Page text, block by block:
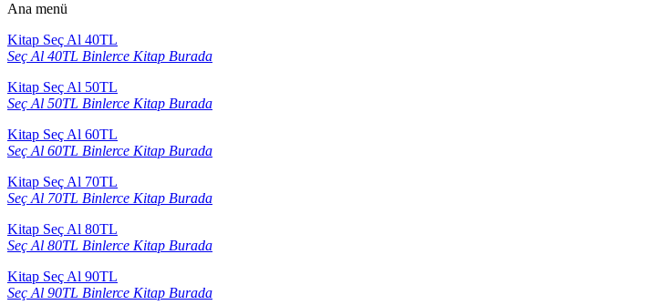
Ana menü
Kitap Seç Al 40TL
Seç Al 40TL Binlerce Kitap Burada
Kitap Seç Al 50TL
Seç Al 50TL Binlerce Kitap Burada
Kitap Seç Al 60TL
Seç Al 60TL Binlerce Kitap Burada
Kitap Seç Al 70TL
Seç Al 70TL Binlerce Kitap Burada
Kitap Seç Al 80TL
Seç Al 80TL Binlerce Kitap Burada
Kitap Seç Al 90TL
Seç Al 90TL Binlerce Kitap Burada